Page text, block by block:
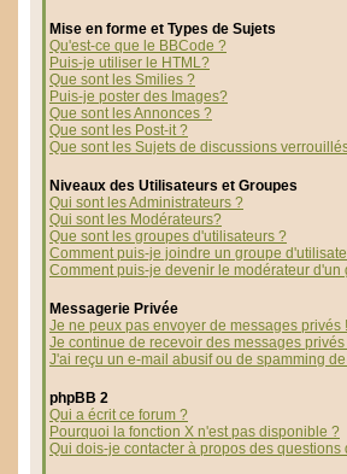
Mise en forme et Types de Sujets
Qu'est-ce que le BBCode ?
Puis-je utiliser le HTML?
Que sont les Smilies ?
Puis-je poster des Images?
Que sont les Annonces ?
Que sont les Post-it ?
Que sont les Sujets de discussions
Niveaux des Utilisateurs et Groupes
Qui sont les Administrateurs ?
Qui sont les Modérateurs?
Que sont les groupes d'utilisateurs ?
Comment puis-je joindre un groupe
Comment puis-je devenir le modérateur d'un
Messagerie Privée
Je ne peux pas envoyer de messages privés !
Je continue de recevoir des messages
J'ai reçu un e-mail abusif ou de spamming
phpBB 2
Qui a écrit ce forum ?
Pourquoi la fonction X n'est pas disponible ?
Qui dois-je contacter à propos des